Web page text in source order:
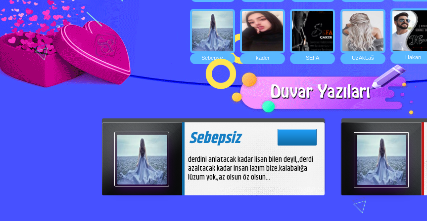
SEFA
kader Hakan
Sebepsiz UzAkLaš
Sebepsiz
derdini anlatacak kadar lisan bilen deyil,,derdi
azaltacak kadar insan lazım bize.kalabalığa
lüzum yok,,az olsun öz olsun...